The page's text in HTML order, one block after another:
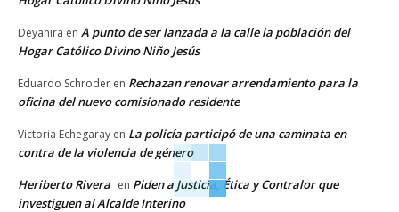
Deyanira en A punto de ser lanzada a la calle la población del
Hogar Católico Divino Niño Jesús
Eduardo Schroder en Rechazan renovar arrendamiento para la
oficina del nuevo comisionado residente
Victoria Echegaray en La policía participó de una caminata en
contra de la violencia de género
Heriberto Rivera en Piden a Justicia, Ética y Contralor que
investiguen al Alcalde Interino